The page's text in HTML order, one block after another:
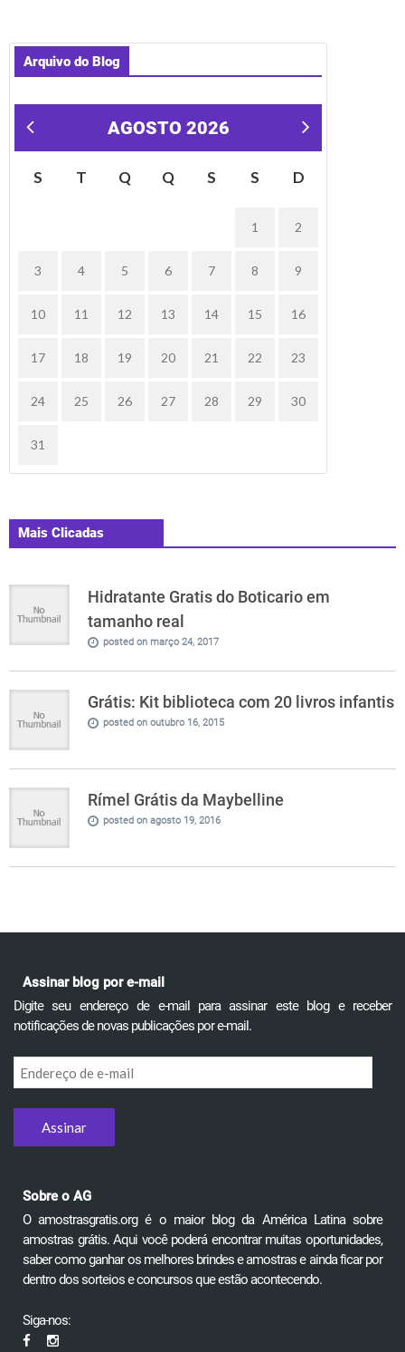
Arquivo do Blog
AGOSTO 2026
S T Q Q S S D
« mar
1 2
3 4 5 6 7 8 9
10 11 12 13 14 15 16
17 18 19 20 21 22 23
24 25 26 27 28 29 30
31
Mais Clicadas
Hidratante Gratis do Boticario em
tamanho real
posted on março 24, 2017
Grátis: Kit biblioteca com 20 livros infantis
posted on outubro 16, 2015
Rímel Grátis da Maybelline
posted on agosto 19, 2016
Assinar blog por e-mail
Digite seu endereço de e-mail para assinar este blog e receber
notificações de novas publicações por e-mail.
Endereço
de
e-
Sobre o AG
O amostrasgratis.org é o maior blog da América Latina sobre
amostras grátis. Aqui você poderá encontrar muitas oportunidades,
saber como ganhar os melhores brindes e amostras e ainda ficar por
dentro dos sorteios e concursos que estão acontecendo.
Siga-nos: